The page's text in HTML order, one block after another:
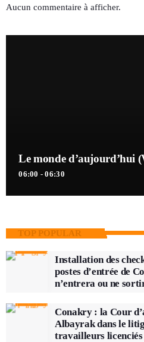
Aucun commentaire à afficher.
Le monde d’aujourd’hui
06:00 - 06:30
TOP POPULAR
Installation des
postes d’entrée de
n’entrera ou ne
Conakry : la Cour
Albayrak dans le
travailleurs licenciés